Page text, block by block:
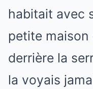
habitait avec
petite maison
derrière la
la voyais